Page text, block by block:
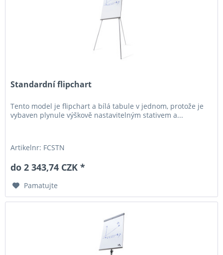
Standardní flipchart
Tento model je flipchart a bílá tabule v jednom, protože je
vybaven plynule výškově nastavitelným stativem a...
Artikelnr: FCSTN
do 2 343,74 CZK *
Pamatujte